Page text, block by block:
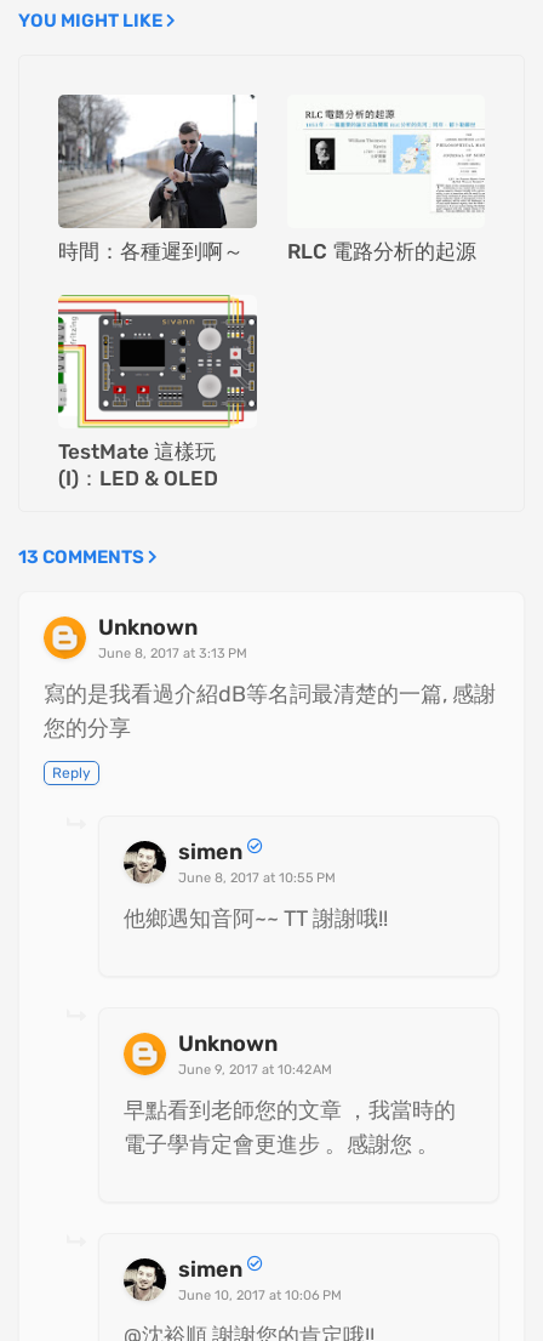
YOU MIGHT LIKE
時間：各種遲到啊～ RLC 電路分析的起源
TestMate 這樣玩
(I)：LED & OLED
13 COMMENTS
Unknown
June 8, 2017 at 3:13 PM
寫的是我看過介紹dB等名詞最清楚的一篇, 感謝
您的分享
Reply
simen
June 8, 2017 at 10:55 PM
他鄉遇知音阿~~ TT 謝謝哦!!
Unknown
June 9, 2017 at 10:42 AM
早點看到老師您的文章 ，我當時的
電子學肯定會更進步 。感謝您 。
simen
June 10, 2017 at 10:06 PM
@沈裕順 謝謝您的肯定哦!!